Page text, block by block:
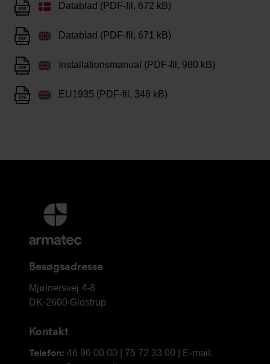
Datablad (PDF-fil, 672 kB)
Datablad (PDF-fil, 671 kB)
Installationsmanual (PDF-fil, 980 kB)
EU1935 (PDF-fil, 348 kB)
Yderligere
information
og
Besøgsadresse
Armatec
A/S
Mjølnersvej 4-8
DK-2600 Glostrup
Kontakt
Telefon: 46 96 00 00 | 75 72 33 00 | E-mail: